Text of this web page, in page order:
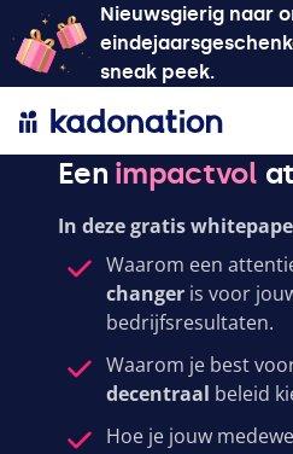
Nieuwsgierig naar
sneak peek.
Een impactvol
In deze gratis
Waarom een
changer is voor
bedrijfsresultaten.
Waarom je best
decentraal beleid
Hoe je jouw